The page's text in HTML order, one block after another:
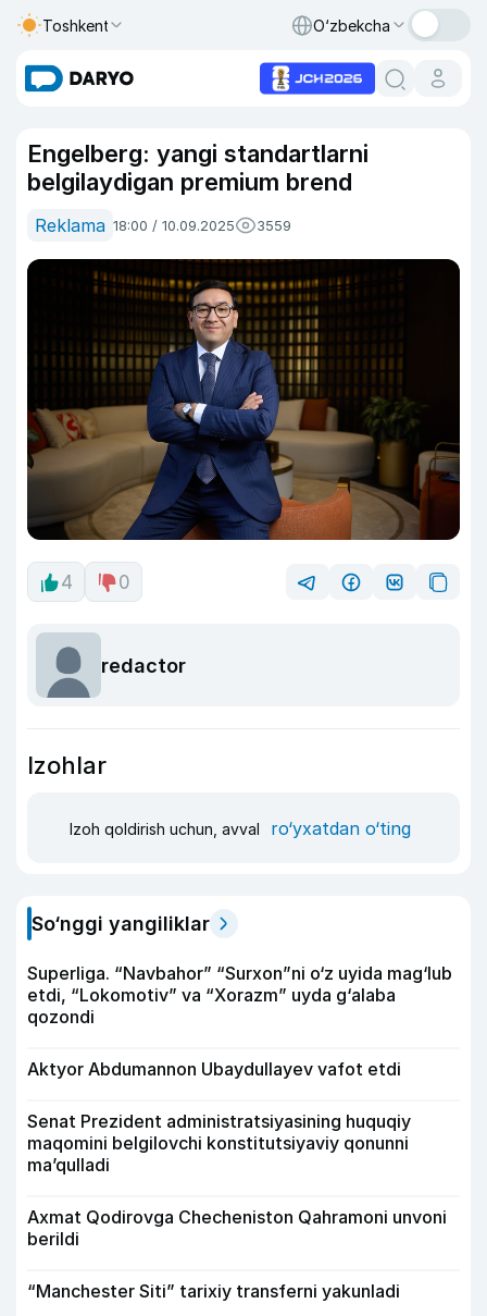
Toshkent O‘zbekcha
Engelberg: yangi standartlarni
belgilaydigan premium brend
Reklama 18:00 / 10.09.2025 3559
4 0
redactor
Izohlar
Izoh qoldirish uchun, avval ro‘yxatdan o‘ting
So‘nggi yangiliklar
Superliga. “Navbahor” “Surxon”ni o‘z uyida mag‘lub
etdi, “Lokomotiv” va “Xorazm” uyda g‘alaba
qozondi
Aktyor Abdu­mannon Ubaydullayev vafot etdi
Senat Prezident administratsiyasining huquqiy
maqomini belgilovchi konstitutsiyaviy qonunni
ma’qulladi
Axmat Qodirovga Checheniston Qahramoni unvoni
berildi
“Manchester Siti” tarixiy transferni yakunladi